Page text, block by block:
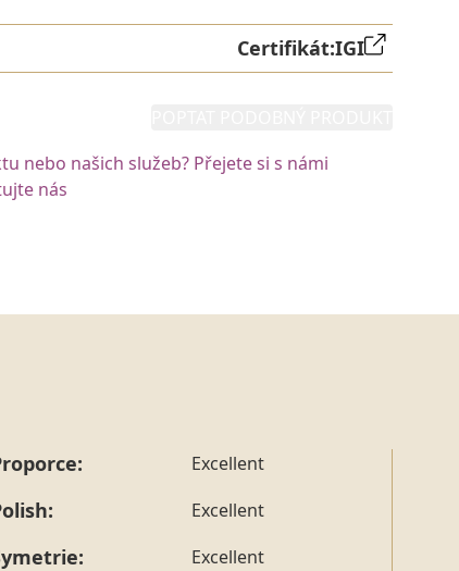
Certifikát:IGI
nebo našich služeb? Přejete si s námi
nás
Excellent
Excellent
Excellent